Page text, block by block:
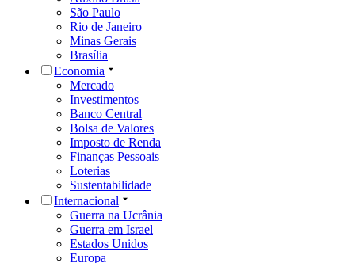
São Paulo
Rio de Janeiro
Minas Gerais
Brasília
Economia
Mercado
Investimentos
Banco Central
Bolsa de Valores
Imposto de Renda
Finanças Pessoais
Loterias
Sustentabilidade
Internacional
Guerra na Ucrânia
Guerra em Israel
Estados Unidos
Europa